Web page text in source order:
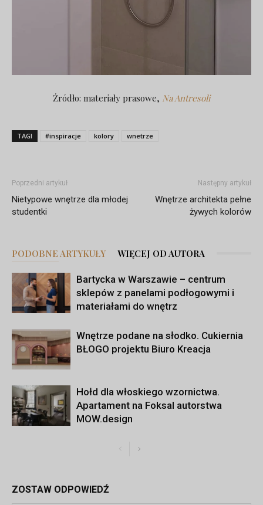
Źródło: materiały prasowe, Na Antresoli
TAGI #inspiracje kolory wnetrze
Poprzedni artykuł
Nietypowe wnętrze dla młodej
studentki
Następny artykuł
Wnętrze architekta pełne
żywych kolorów
PODOBNE ARTYKUŁY WIĘCEJ OD AUTORA
Bartycka w Warszawie – centrum
sklepów z panelami podłogowymi i
materiałami do wnętrz
Wnętrze podane na słodko. Cukiernia
BŁOGO projektu Biuro Kreacja
Hołd dla włoskiego wzornictwa.
Apartament na Foksal autorstwa
MOW.design
ZOSTAW ODPOWIEDŹ